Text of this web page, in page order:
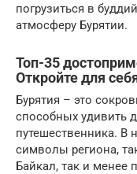
погрузиться в
атмосферу Бурятии.
Топ-35
Откройте для
Бурятия – это
способных удивить
путешественника. В
символы региона,
Байкал, так и менее